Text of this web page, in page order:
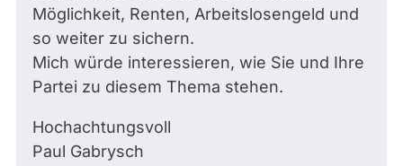
Möglichkeit, Renten, Arbeitslosengeld und
so weiter zu sichern.
Mich würde interessieren, wie Sie und Ihre
Partei zu diesem Thema stehen.
Hochachtungsvoll
Paul Gabrysch